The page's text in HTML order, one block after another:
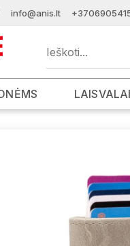
info@anis.lt